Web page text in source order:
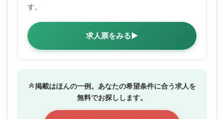
す。
求人票をみる▶
掲載はほんの一例。あなたの希望条件に合う求人を
無料でお探しします。